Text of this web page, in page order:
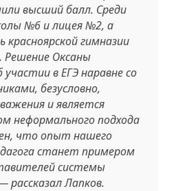
высший балл. Среди
№6 и лицея №2, а
гимназии
Решение Оксаны
в ЕГЭ наравне со
безусловно,
и является
неформального подхода
что опыт нашего
станет примером
системы
рассказал Лапков.